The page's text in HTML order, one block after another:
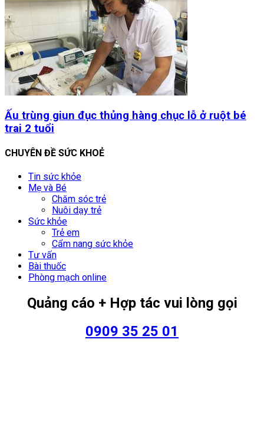
Ấu trùng giun đục thủng hàng chục lỗ ở ruột bé
trai 2 tuổi
CHUYÊN ĐỀ SỨC KHOẺ
Tin sức khỏe
Mẹ và Bé
Chăm sóc trẻ
Nuôi dạy trẻ
Sức khỏe
Trẻ em
Cẩm nang sức khỏe
Tư vấn
Bài thuốc
Phòng mạch online
Quảng cáo + Hợp tác vui lòng gọi
0909 35 25 01